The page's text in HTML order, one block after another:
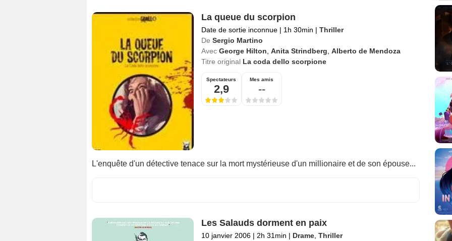
La queue du scorpion
Date de sortie inconnue | 1h 30min | Thriller
De Sergio Martino
Avec George Hilton, Anita Strindberg, Alberto de Mendoza
Titre original La coda dello scorpione
Spectateurs
2,9
Mes amis
--
L'enquête d'un détective tenace sur la mort mystérieuse d'un millionaire et de son épouse...
Les Salauds dorment en paix
10 janvier 2006 | 2h 31min | Drame, Thriller